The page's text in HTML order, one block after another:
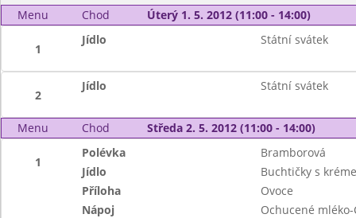
Menu Chod Úterý 1. 5. 2012 (11:00 - 14:00)
1
Jídlo Státní svátek
2
Jídlo Státní svátek
Menu Chod Středa 2. 5. 2012 (11:00 - 14:00)
1
Polévka
Bramborová
Jídlo
Buchtičky s
Příloha
Ovoce
Nápoj
Ochucené mléko-